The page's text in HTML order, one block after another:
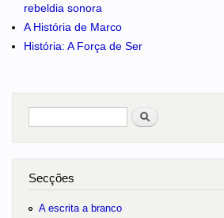
rebeldia sonora
A História de Marco
História: A Força de Ser
Pesquisar
no portal
Secções
A escrita a branco